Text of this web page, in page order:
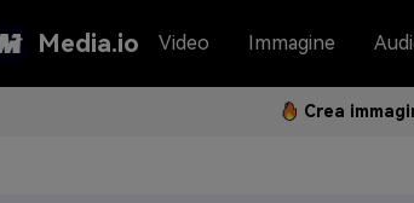
Media.io Video Immagine
Crea